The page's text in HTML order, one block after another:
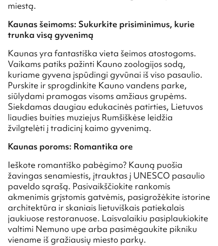
miestą.
Kaunas šeimoms: Sukurkite prisiminimus, kurie
trunka visą gyvenimą
Kaunas yra fantastiška vieta šeimos atostogoms.
Vaikams patiks pažinti Kauno zoologijos sodą,
kuriame gyvena įspūdingi gyvūnai iš viso pasaulio.
Purskite ir sprogdinkite Kauno vandens parke,
siūlydami pramogas visoms amžiaus grupėms.
Siekdamas daugiau edukacinės patirties, Lietuvos
liaudies buities muziejus Rumšiškėse leidžia
žvilgtelėti į tradicinį kaimo gyvenimą.
Kaunas poroms: Romantika ore
Ieškote romantiško pabėgimo? Kauną puošia
žavingas senamiestis, įtrauktas į UNESCO pasaulio
paveldo sąrašą. Pasivaikščiokite rankomis
akmenimis grįstomis gatvėmis, pasigrožėkite istorine
architektūra ir skaniais lietuviškais patiekalais
jaukiuose restoranuose. Laisvalaikiu pasiplaukiokite
valtimi Nemuno upe arba pasimėgaukite pikniku
viename iš gražiausių miesto parkų.